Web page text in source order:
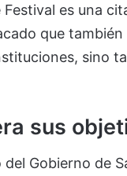
es una
que
sino
sus
Gobierno de